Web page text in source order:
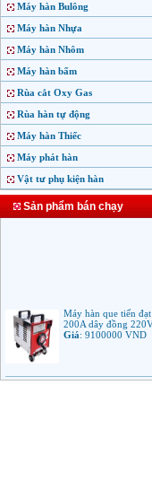
Máy hàn Bulông
Máy hàn Nhựa
Máy hàn Nhôm
Máy hàn bấm
Rùa cắt Oxy Gas
Rùa hàn tự động
Máy hàn Thiếc
Máy phát hàn
Vật tư phụ kiện hàn
Sản phẩm bán chạy
200A dây đồng 220V
Giá:9100000VND
Máy hàn que điện tử